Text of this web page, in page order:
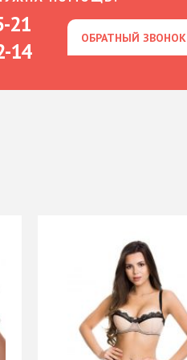
21
14
ОБРАТНЫЙ ЗВОНОК
ОБРАТНЫЙ ЗВОНОК